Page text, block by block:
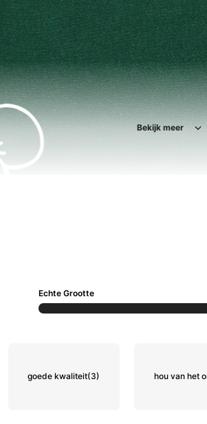
Bekijk meer
Echte Grootte
goede kwaliteit(3) hou van het